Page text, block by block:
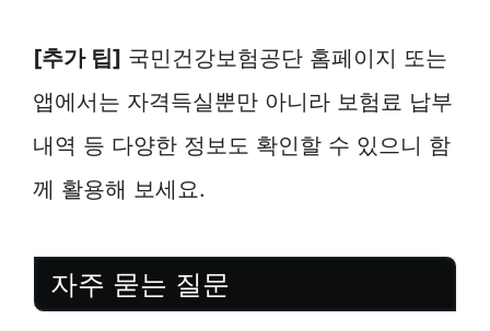
[추가 팁] 국민건강보험공단 홈페이지 또는
앱에서는 자격득실뿐만 아니라 보험료 납부
내역 등 다양한 정보도 확인할 수 있으니 함
께 활용해 보세요.
자주 묻는 질문